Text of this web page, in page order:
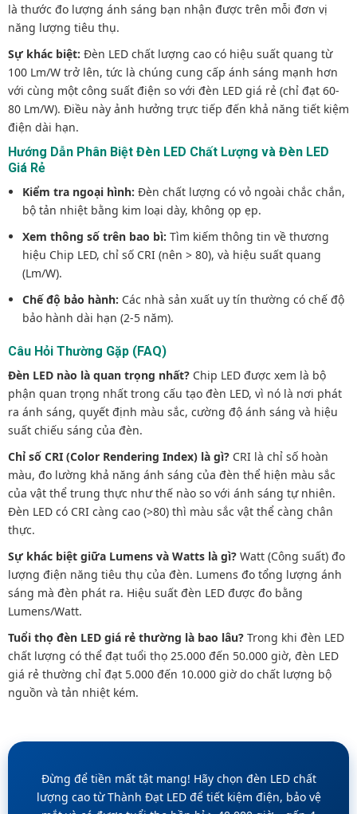
là thước đo lượng ánh sáng bạn nhận được trên mỗi đơn vị
năng lượng tiêu thụ.
Sự khác biệt: Đèn LED chất lượng cao có hiệu suất quang từ
100 Lm/W trở lên, tức là chúng cung cấp ánh sáng mạnh hơn
với cùng một công suất điện so với đèn LED giá rẻ (chỉ đạt 60-
80 Lm/W). Điều này ảnh hưởng trực tiếp đến khả năng tiết kiệm
điện dài hạn.
Hướng Dẫn Phân Biệt Đèn LED Chất Lượng và Đèn LED
Giá Rẻ
Kiểm tra ngoại hình: Đèn chất lượng có vỏ ngoài chắc chắn,
bộ tản nhiệt bằng kim loại dày, không ọp ẹp.
Xem thông số trên bao bì: Tìm kiếm thông tin về thương
hiệu Chip LED, chỉ số CRI (nên > 80), và hiệu suất quang
(Lm/W).
Chế độ bảo hành: Các nhà sản xuất uy tín thường có chế độ
bảo hành dài hạn (2-5 năm).
Câu Hỏi Thường Gặp (FAQ)
Đèn LED nào là quan trọng nhất? Chip LED được xem là bộ
phận quan trọng nhất trong cấu tạo đèn LED, vì nó là nơi phát
ra ánh sáng, quyết định màu sắc, cường độ ánh sáng và hiệu
suất chiếu sáng của đèn.
Chỉ số CRI (Color Rendering Index) là gì? CRI là chỉ số hoàn
màu, đo lường khả năng ánh sáng của đèn thể hiện màu sắc
của vật thể trung thực như thế nào so với ánh sáng tự nhiên.
Đèn LED có CRI càng cao (>80) thì màu sắc vật thể càng chân
thực.
Sự khác biệt giữa Lumens và Watts là gì? Watt (Công suất) đo
lượng điện năng tiêu thụ của đèn. Lumens đo tổng lượng ánh
sáng mà đèn phát ra. Hiệu suất đèn LED được đo bằng
Lumens/Watt.
Tuổi thọ đèn LED giá rẻ thường là bao lâu? Trong khi đèn LED
chất lượng có thể đạt tuổi thọ 25.000 đến 50.000 giờ, đèn LED
giá rẻ thường chỉ đạt 5.000 đến 10.000 giờ do chất lượng bộ
nguồn và tản nhiệt kém.
Đừng để tiền mất tật mang! Hãy chọn đèn LED chất
lượng cao từ Thành Đạt LED để tiết kiệm điện, bảo vệ